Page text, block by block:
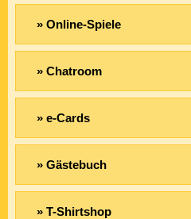
» Online-Spiele
» Chatroom
» e-Cards
» Gästebuch
» T-Shirtshop